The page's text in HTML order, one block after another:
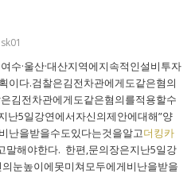
sk01
수·울산·대산지역에지속적인설비투자
이다.검찰은김전차관에게도같은혐의
김전차관에게도같은혐의를적용할수
난5일강연에서자신의제안에대해”양
난을받을수도있다는것을알고더킹카
말해야한다. 한편,문의장은지난5일강
눈높이에못미쳐모두에게비난을받을